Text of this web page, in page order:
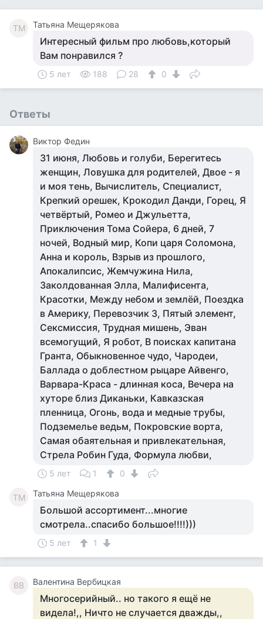
ТМ Татьяна Мещерякова
Интересный фильм про любовь,который
Вам понравился ?
5 лет 188 28 0
Ответы
Виктор Федин
31 июня, Любовь и голуби, Берегитесь
женщин, Ловушка для родителей, Двое - я
и моя тень, Вычислитель, Специалист,
Крепкий орешек, Крокодил Данди, Горец, Я
четвёртый, Ромео и Джульетта,
Приключения Тома Сойера, 6 дней, 7
ночей, Водный мир, Копи царя Соломона,
Анна и король, Взрыв из прошлого,
Апокалипсис, Жемчужина Нила,
Заколдованная Элла, Малифисента,
Красотки, Между небом и землёй, Поездка
в Америку, Перевозчик 3, Пятый элемент,
Сексмиссия, Трудная мишень, Эван
всемогущий, Я робот, В поисках капитана
Гранта, Обыкновенное чудо, Чародеи,
Баллада о доблестном рыцаре Айвенго,
Варвара-Краса - длинная коса, Вечера на
хуторе близ Диканьки, Кавказская
пленница, Огонь, вода и медные трубы,
Подземелье ведьм, Покровские ворта,
Самая обаятельная и привлекательная,
Стрела Робин Гуда, Формула любви,
5 лет 1 0
ТМ Татьяна Мещерякова
Большой ассортимент...многие
смотрела..спасибо большое!!!!)))
5 лет 1
ВВ Валентина Вербицкая
Многосерийный.. но такого я ещё не
видела!,, Ничто не случается дважды,,